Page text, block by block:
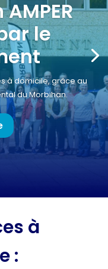
le
à domicile, grâce au
du Morbihan.
à
: